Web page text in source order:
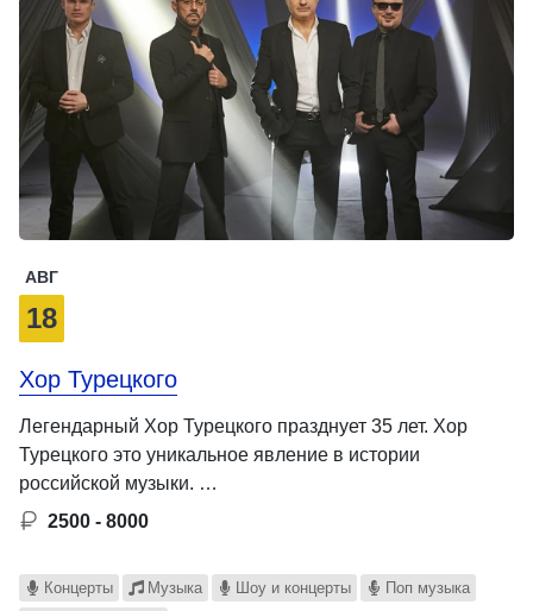
АВГ
18
Хор Турецкого
Легендарный Хор Турецкого празднует 35 лет. Хор
Турецкого это уникальное явление в истории
российской музыки. …
2500 - 8000
Концерты Музыка Шоу и концерты
Поп музыка